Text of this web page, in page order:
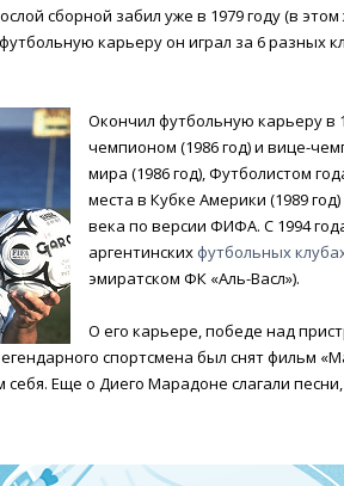
сборной забил уже в 1979 году (в
карьеру он играл за 6 разных
Окончил футбольную карьеру в
чемпионом (1986 год) и вице-
мира (1986 год), Футболистом
места в Кубке Америки (1989
века по версии ФИФА. С 1994
аргентинских футбольных
эмиратском ФК «Аль-Васл»).
О его карьере, победе над
спортсмена был снят фильм
себя. Еще о Диего Марадоне слагали